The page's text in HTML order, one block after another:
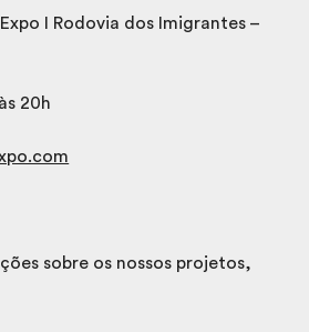
I Rodovia dos Imigrantes –
20h
sobre os nossos projetos,